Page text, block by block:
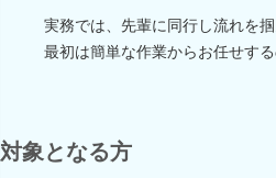
実務では、先輩に同行し流れを
最初は簡単な作業からお任せす
対象となる方